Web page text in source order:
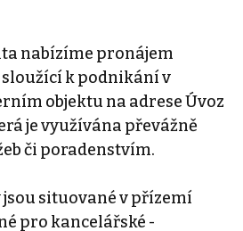
nabízíme pronájem
sloužící k podnikání v
objektu na adrese Úvoz
je využívána převážně
či poradenstvím.
situované v přízemí
pro kancelářské -